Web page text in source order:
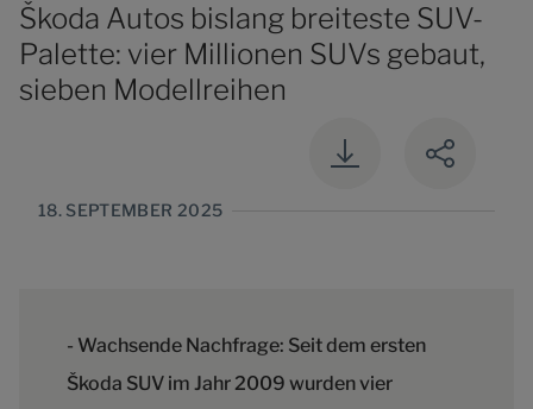
Škoda Autos bislang breiteste SUV-
Palette: vier Millionen SUVs gebaut,
sieben Modellreihen
18. SEPTEMBER 2025
- Wachsende Nachfrage: Seit dem ersten
Škoda SUV im Jahr 2009 wurden vier